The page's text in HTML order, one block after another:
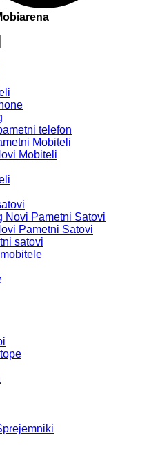
telefon
Mobiteli
Mobiteli
Novi Pametni Satovi
Pametni Satovi
satovi